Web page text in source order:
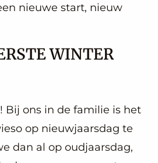
nieuwe start, nieuw
WINTER
Bij ons in de familie is het
op nieuwjaarsdag te
dan al op oudjaarsdag,